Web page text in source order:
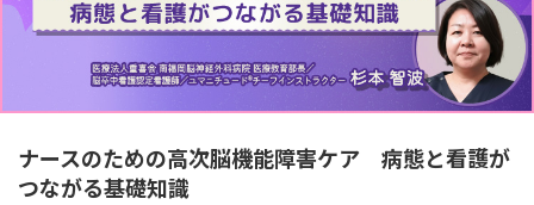
ナースのための高次脳機能障害ケア 病態と看護が
つながる基礎知識